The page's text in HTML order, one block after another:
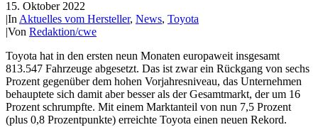
15. Oktober 2022
|In Aktuelles vom Hersteller, News, Toyota
|Von Redaktion/cwe
Toyota hat in den ersten neun Monaten europaweit insgesamt
813.547 Fahrzeuge abgesetzt. Das ist zwar ein Rückgang von sechs
Prozent gegenüber dem hohen Vorjahresniveau, das Unternehmen
behauptete sich damit aber besser als der Gesamtmarkt, der um 16
Prozent schrumpfte. Mit einem Marktanteil von nun 7,5 Prozent
(plus 0,8 Prozentpunkte) erreichte Toyota einen neuen Rekord.